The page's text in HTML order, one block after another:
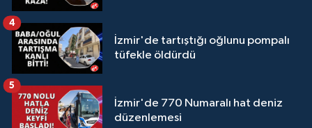
İzmir'de tartıştığı oğlunu pompalı
tüfekle öldürdü
4
İzmir'de 770 Numaralı hat deniz
düzenlemesi
5